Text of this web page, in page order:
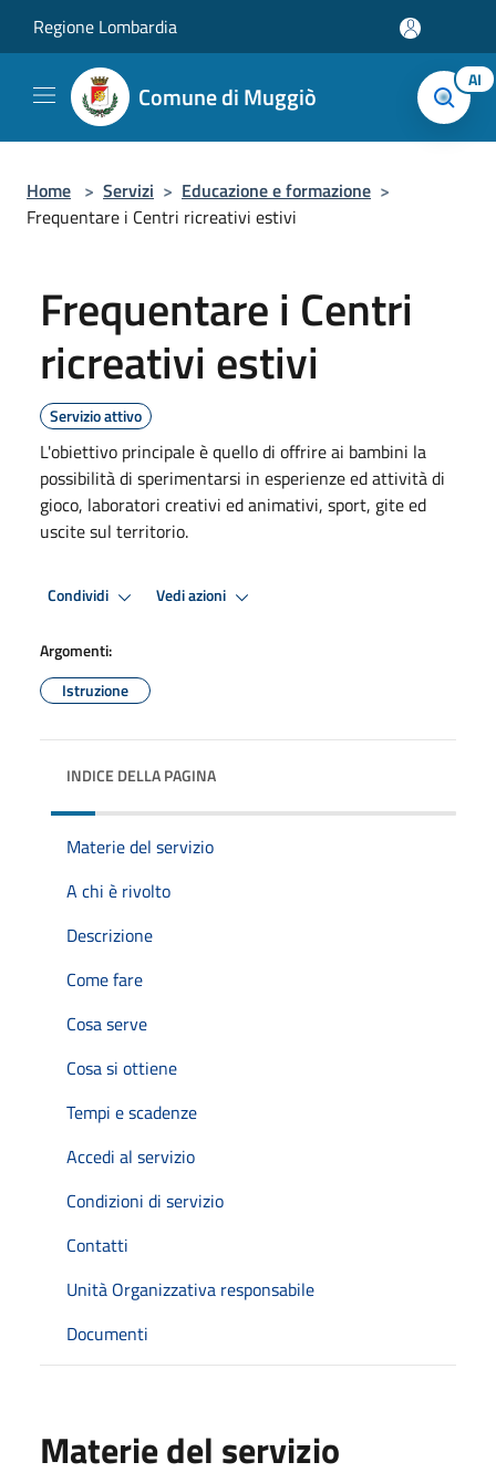
Regione Lombardia
Comune di Muggiò
AI
Home > Servizi > Educazione e formazione >
Frequentare i Centri ricreativi estivi
Frequentare i Centri
ricreativi estivi
Servizio attivo
L'obiettivo principale è quello di offrire ai bambini la
possibilità di sperimentarsi in esperienze ed attività di
gioco, laboratori creativi ed animativi, sport, gite ed
uscite sul territorio.
Condividi Vedi azioni
Argomenti:
Istruzione
INDICE DELLA PAGINA
Materie del servizio
A chi è rivolto
Descrizione
Come fare
Cosa serve
Cosa si ottiene
Tempi e scadenze
Accedi al servizio
Condizioni di servizio
Contatti
Unità Organizzativa responsabile
Documenti
Materie del servizio